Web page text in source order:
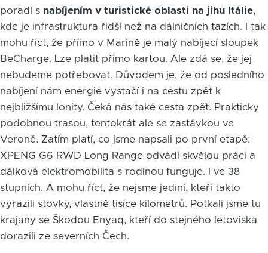
poradí s nabíjením v turistické oblasti na jihu Itálie,
kde je infrastruktura řidší než na dálničních tazích. I tak
mohu říct, že přímo v Marině je malý nabíjecí sloupek
BeCharge. Lze platit přímo kartou. Ale zdá se, že jej
nebudeme potřebovat. Důvodem je, že od posledního
nabíjení nám energie vystačí i na cestu zpět k
nejbližšímu Ionity. Čeká nás také cesta zpět. Prakticky
podobnou trasou, tentokrát ale se zastávkou ve
Veroně. Zatím platí, co jsme napsali po první etapě:
XPENG G6 RWD Long Range odvádí skvělou práci a
dálková elektromobilita s rodinou funguje. I ve 38
stupních. A mohu říct, že nejsme jediní, kteří takto
vyrazili stovky, vlastně tisíce kilometrů. Potkali jsme tu
krajany se Škodou Enyaq, kteří do stejného letoviska
dorazili ze severních Čech.